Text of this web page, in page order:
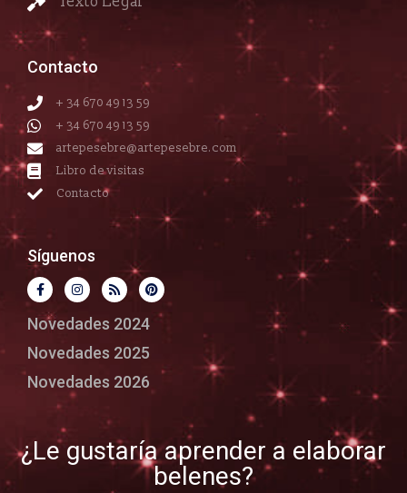
Contacto
+ 34 670 49 13 59
+ 34 670 49 13 59
artepesebre@artepesebre.com
Libro de visitas
Contacto
Síguenos
Novedades 2024
Novedades 2025
Novedades 2026
¿Le gustaría aprender a elaborar
belenes?